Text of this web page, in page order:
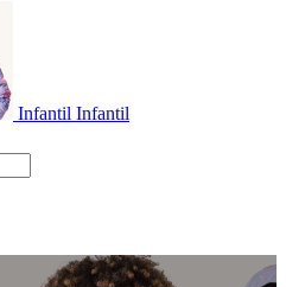
Infantil Infantil